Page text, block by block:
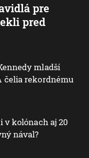
pre
pred
mladší
čelia rekordnému
kolónach aj 20
nával?